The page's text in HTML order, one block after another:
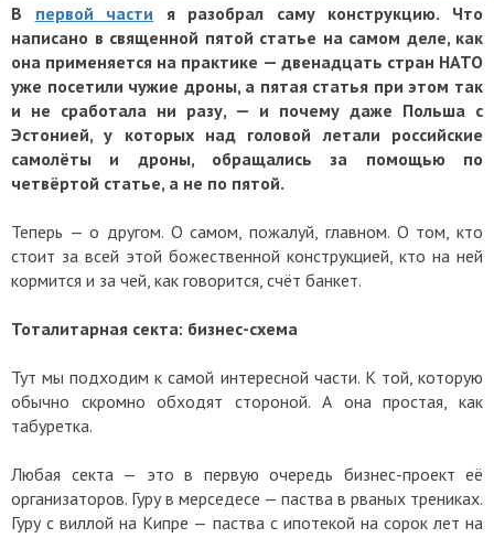
В первой части я разобрал саму конструкцию. Что
написано в священной пятой статье на самом деле, как
она применяется на практике — двенадцать стран НАТО
уже посетили чужие дроны, а пятая статья при этом так
и не сработала ни разу, — и почему даже Польша с
Эстонией, у которых над головой летали российские
самолёты и дроны, обращались за помощью по
четвёртой статье, а не по пятой.
Теперь — о другом. О самом, пожалуй, главном. О том, кто
стоит за всей этой божественной конструкцией, кто на ней
кормится и за чей, как говорится, счёт банкет.
Тоталитарная секта: бизнес-схема
Тут мы подходим к самой интересной части. К той, которую
обычно скромно обходят стороной. А она простая, как
табуретка.
Любая секта — это в первую очередь бизнес-проект её
организаторов. Гуру в мерседесе — паства в рваных трениках.
Гуру с виллой на Кипре — паства с ипотекой на сорок лет на